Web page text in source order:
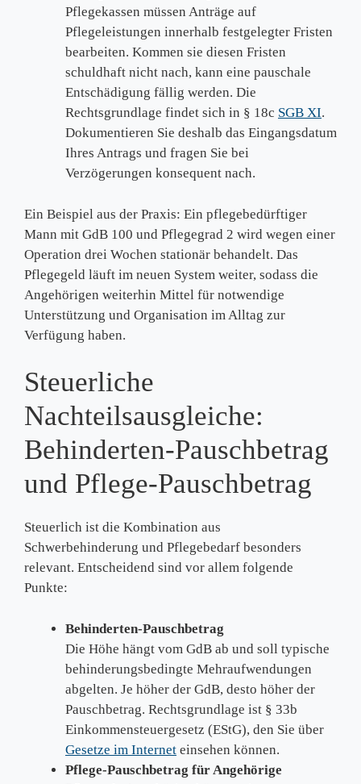
Pflegekassen müssen Anträge auf
Pflegeleistungen innerhalb festgelegter Fristen
bearbeiten. Kommen sie diesen Fristen
schuldhaft nicht nach, kann eine pauschale
Entschädigung fällig werden. Die
Rechtsgrundlage findet sich in § 18c SGB XI.
Dokumentieren Sie deshalb das Eingangsdatum
Ihres Antrags und fragen Sie bei
Verzögerungen konsequent nach.
Ein Beispiel aus der Praxis: Ein pflegebedürftiger
Mann mit GdB 100 und Pflegegrad 2 wird wegen einer
Operation drei Wochen stationär behandelt. Das
Pflegegeld läuft im neuen System weiter, sodass die
Angehörigen weiterhin Mittel für notwendige
Unterstützung und Organisation im Alltag zur
Verfügung haben.
Steuerliche
Nachteilsausgleiche:
Behinderten‑Pauschbetrag
und Pflege‑Pauschbetrag
Steuerlich ist die Kombination aus
Schwerbehinderung und Pflegebedarf besonders
relevant. Entscheidend sind vor allem folgende
Punkte:
Behinderten‑Pauschbetrag
Die Höhe hängt vom GdB ab und soll typische
behinderungsbedingte Mehraufwendungen
abgelten. Je höher der GdB, desto höher der
Pauschbetrag. Rechtsgrundlage ist § 33b
Einkommensteuergesetz (EStG), den Sie über
Gesetze im Internet einsehen können.
Pflege‑Pauschbetrag für Angehörige